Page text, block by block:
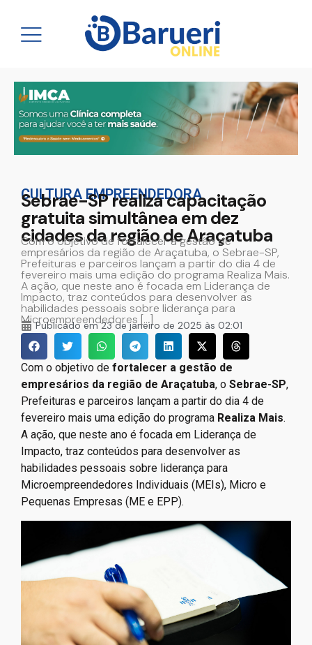
CULTURA EMPREENDEDORA
Sebrae-SP realiza capacitação
gratuita simultânea em dez
cidades da região de Araçatuba
Com o objetivo de fortalecer a gestão de
empresários da região de Araçatuba, o Sebrae-SP,
Prefeituras e parceiros lançam a partir do dia 4 de
fevereiro mais uma edição do programa Realiza Mais.
A ação, que neste ano é focada em Liderança de
Impacto, traz conteúdos para desenvolver as
habilidades pessoais sobre liderança para
Microempreendedores […]
Publicado em23 de janeiro de 2025 às 02:01
Com o objetivo de fortalecer a gestão de
empresários da região de Araçatuba, o Sebrae-SP,
Prefeituras e parceiros lançam a partir do dia 4 de
fevereiro mais uma edição do programa Realiza Mais.
A ação, que neste ano é focada em Liderança de
Impacto, traz conteúdos para desenvolver as
habilidades pessoais sobre liderança para
Microempreendedores Individuais (MEIs), Micro e
Pequenas Empresas (ME e EPP).